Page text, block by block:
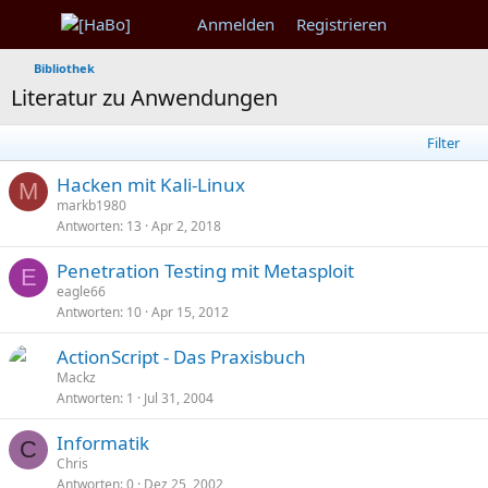
Anmelden Registrieren
Bibliothek
Literatur zu Anwendungen
Filter
M Hacken mit Kali-Linux
markb1980
Antworten 13 Apr 2, 2018
E Penetration Testing mit Metasploit
eagle66
Antworten 10 Apr 15, 2012
ActionScript - Das Praxisbuch
Mackz
Antworten 1 Jul 31, 2004
C Informatik
Chris
Antworten 0 Dez 25, 2002